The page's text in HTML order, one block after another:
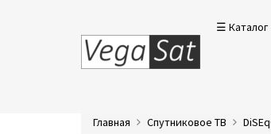
☰ Каталог
Главная Спутниковое ТВ